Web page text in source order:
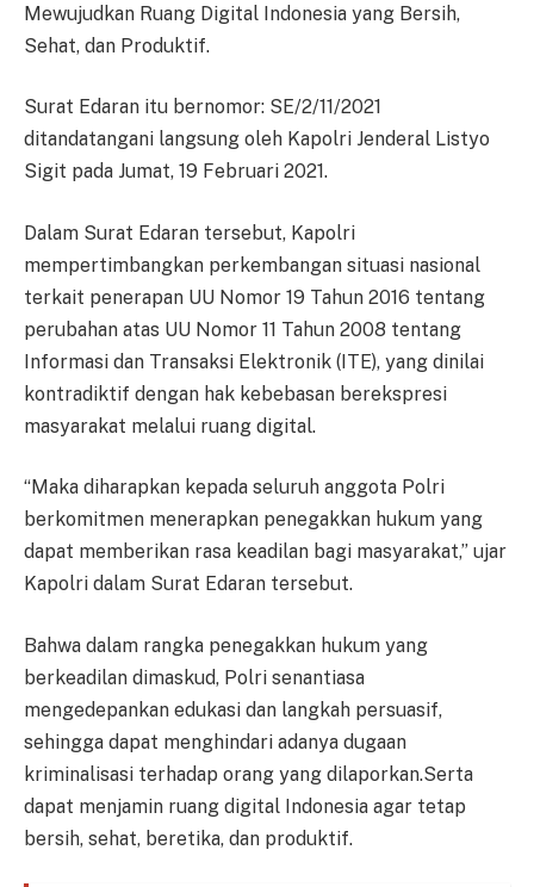
Mewujudkan Ruang Digital Indonesia yang Bersih,
Sehat, dan Produktif.
Surat Edaran itu bernomor: SE/2/11/2021
ditandatangani langsung oleh Kapolri Jenderal Listyo
Sigit pada Jumat, 19 Februari 2021.
Dalam Surat Edaran tersebut, Kapolri
mempertimbangkan perkembangan situasi nasional
terkait penerapan UU Nomor 19 Tahun 2016 tentang
perubahan atas UU Nomor 11 Tahun 2008 tentang
Informasi dan Transaksi Elektronik (ITE), yang dinilai
kontradiktif dengan hak kebebasan berekspresi
masyarakat melalui ruang digital.
“Maka diharapkan kepada seluruh anggota Polri
berkomitmen menerapkan penegakkan hukum yang
dapat memberikan rasa keadilan bagi masyarakat,” ujar
Kapolri dalam Surat Edaran tersebut.
Bahwa dalam rangka penegakkan hukum yang
berkeadilan dimaskud, Polri senantiasa
mengedepankan edukasi dan langkah persuasif,
sehingga dapat menghindari adanya dugaan
kriminalisasi terhadap orang yang dilaporkan.Serta
dapat menjamin ruang digital Indonesia agar tetap
bersih, sehat, beretika, dan produktif.